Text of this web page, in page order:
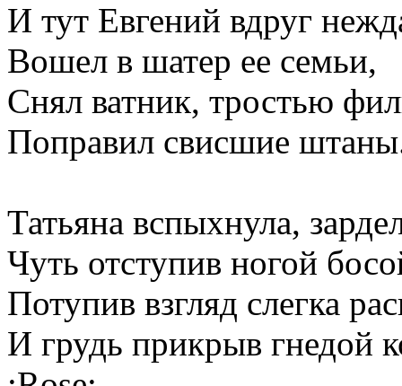
И тут Евгений вдруг
Вошел в шатер ее семьи,
Снял ватник, тростью
Поправил свисшие
Татьяна вспыхнула,
Чуть отступив ногой
Потупив взгляд слегка
И грудь прикрыв гнедой